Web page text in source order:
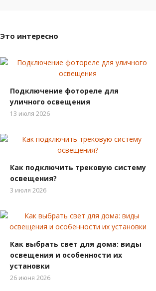
Это интересно
Подключение фотореле для
уличного освещения
13 июля 2026
Как подключить трековую систему
освещения?
3 июля 2026
Как выбрать свет для дома: виды
освещения и особенности их
установки
26 июня 2026